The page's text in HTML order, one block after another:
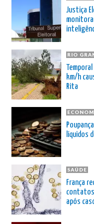
Justiça
RIO
km/h
Rita
líquidos
SAÚDE
França
após